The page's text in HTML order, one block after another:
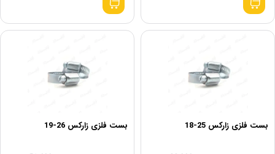
بست فلزی زارکس 25-18 بست فلزی زارکس 26-19